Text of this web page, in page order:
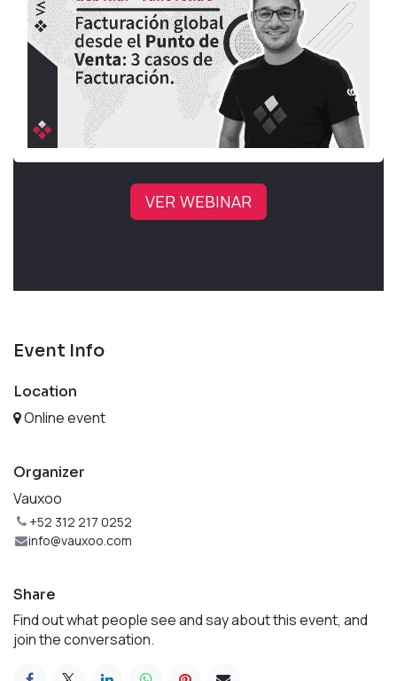
VER WEBINAR
Event Info
Location
Online event
Organizer
Vauxoo
+52 312 217 0252
info@vauxoo.com
Share
Find out what people see and say about this event, and
join the conversation.